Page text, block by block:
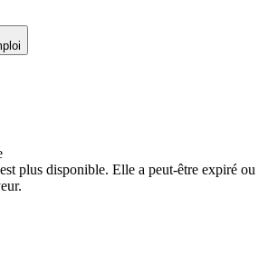
plus disponible. Elle a peut-être expiré ou